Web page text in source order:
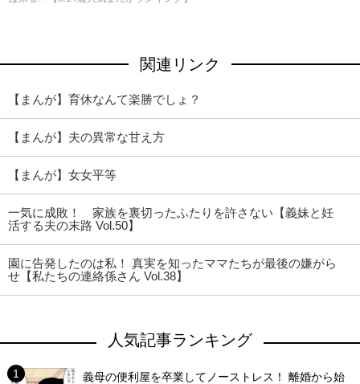
関連リンク
【まんが】育休なんて楽勝でしょ？
【まんが】夫の異常な甘え方
【まんが】女女平等
一気に成敗！ 家族を裏切ったふたりを許さない【義妹と妊
活する夫の末路 Vol.50】
園に告発したのは私！ 真実を知ったママたちが最後の嫌がら
せ【私たちの連絡係さん Vol.38】
人気記事ランキング
義母の便利屋を卒業してノーストレス！ 離婚から始